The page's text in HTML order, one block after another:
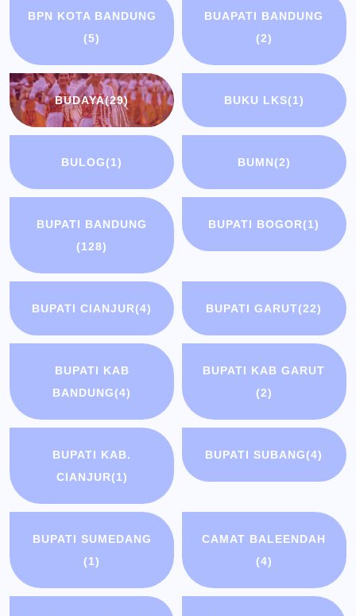
BPN KOTA BANDUNG
(5)
BUAPATI BANDUNG
(2)
BUDAYA(29) BUKU LKS(1)
BULOG(1) BUMN(2)
BUPATI BANDUNG
(128)
BUPATI BOGOR(1)
BUPATI CIANJUR(4) BUPATI GARUT(22)
BUPATI KAB
BANDUNG(4)
BUPATI KAB GARUT
(2)
BUPATI KAB.
CIANJUR(1)
BUPATI SUBANG(4)
BUPATI SUMEDANG
(1)
CAMAT BALEENDAH
(4)